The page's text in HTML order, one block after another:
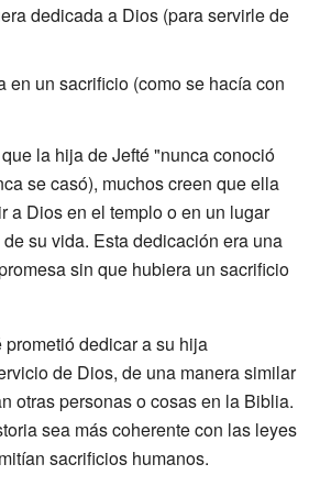
dedicada a Dios (para servirle de
en un sacrificio (como se hacía con
la hija de Jefté "nunca conoció
se casó), muchos creen que ella
a Dios en el templo o en un lugar
su vida. Esta dedicación era una
sin que hubiera un sacrificio
prometió dedicar a su hija
de Dios, de una manera similar
otras personas o cosas en la Biblia.
sea más coherente con las leyes
sacrificios humanos.